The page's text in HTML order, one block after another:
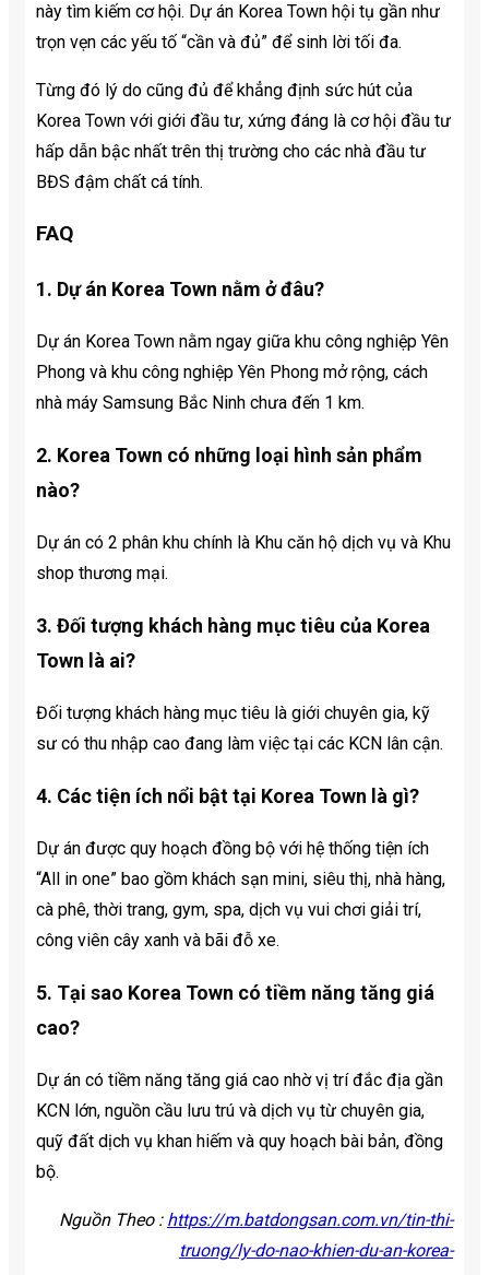
này tìm kiếm cơ hội. Dự án Korea Town hội tụ gần như
trọn vẹn các yếu tố “cần và đủ” để sinh lời tối đa.
Từng đó lý do cũng đủ để khẳng định sức hút của
Korea Town với giới đầu tư, xứng đáng là cơ hội đầu tư
hấp dẫn bậc nhất trên thị trường cho các nhà đầu tư
BĐS đậm chất cá tính.
FAQ
1. Dự án Korea Town nằm ở đâu?
Dự án Korea Town nằm ngay giữa khu công nghiệp Yên
Phong và khu công nghiệp Yên Phong mở rộng, cách
nhà máy Samsung Bắc Ninh chưa đến 1 km.
2. Korea Town có những loại hình sản phẩm
nào?
Dự án có 2 phân khu chính là Khu căn hộ dịch vụ và Khu
shop thương mại.
3. Đối tượng khách hàng mục tiêu của Korea
Town là ai?
Đối tượng khách hàng mục tiêu là giới chuyên gia, kỹ
sư có thu nhập cao đang làm việc tại các KCN lân cận.
4. Các tiện ích nổi bật tại Korea Town là gì?
Dự án được quy hoạch đồng bộ với hệ thống tiện ích
“All in one” bao gồm khách sạn mini, siêu thị, nhà hàng,
cà phê, thời trang, gym, spa, dịch vụ vui chơi giải trí,
công viên cây xanh và bãi đỗ xe.
5. Tại sao Korea Town có tiềm năng tăng giá
cao?
Dự án có tiềm năng tăng giá cao nhờ vị trí đắc địa gần
KCN lớn, nguồn cầu lưu trú và dịch vụ từ chuyên gia,
quỹ đất dịch vụ khan hiếm và quy hoạch bài bản, đồng
bộ.
Nguồn Theo : https://m.batdongsan.com.vn/tin-thi-
truong/ly-do-nao-khien-du-an-korea-